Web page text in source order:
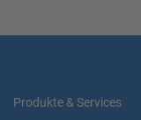
Produkte & Services